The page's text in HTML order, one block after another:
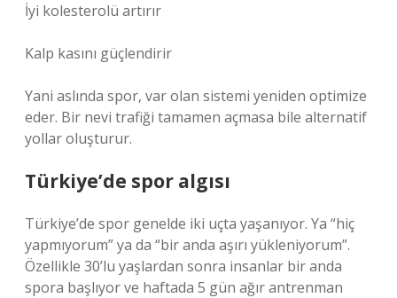
İyi kolesterolü artırır
Kalp kasını güçlendirir
Yani aslında spor, var olan sistemi yeniden optimize
eder. Bir nevi trafiği tamamen açmasa bile alternatif
yollar oluşturur.
Türkiye’de spor algısı
Türkiye’de spor genelde iki uçta yaşanıyor. Ya “hiç
yapmıyorum” ya da “bir anda aşırı yükleniyorum”.
Özellikle 30’lu yaşlardan sonra insanlar bir anda
spora başlıyor ve haftada 5 gün ağır antrenman